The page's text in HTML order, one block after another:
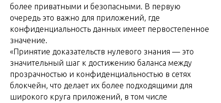
более приватными и безопасными. В первую
очередь это важно для приложений, где
конфиденциальность данных имеет первостепенное
значение.
«Принятие доказательств нулевого знания — это
значительный шаг к достижению баланса между
прозрачностью и конфиденциальностью в сетях
блокчейн, что делает их более подходящими для
широкого круга приложений, в том числе